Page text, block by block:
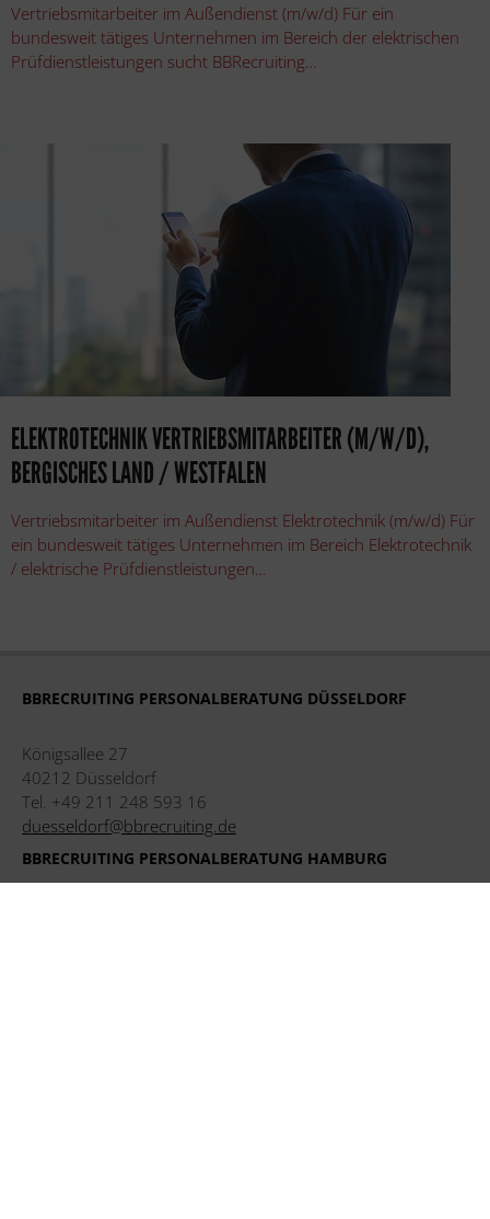
Vertriebsmitarbeiter im Außendienst (m/w/d) Für ein
bundesweit tätiges Unternehmen im Bereich der elektrischen
Prüfdienstleistungen sucht BBRecruiting…
ELEKTROTECHNIK VERTRIEBSMITARBEITER (M/W/D),
BERGISCHES LAND / WESTFALEN
Vertriebsmitarbeiter im Außendienst Elektrotechnik (m/w/d) Für
ein bundesweit tätiges Unternehmen im Bereich Elektrotechnik
/ elektrische Prüfdienstleistungen…
BBRECRUITING PERSONALBERATUNG DÜSSELDORF
Königsallee 27
40212 Düsseldorf
Tel. +49 211 248 593 16
duesseldorf@bbrecruiting.de
BBRECRUITING PERSONALBERATUNG HAMBURG